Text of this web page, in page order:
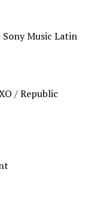
Sony Music Latin
/ Republic